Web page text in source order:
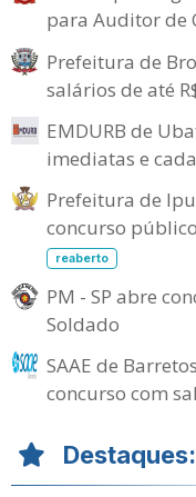
para Auditor de
Prefeitura de
salários de até
EMDURB de
imediatas e
Prefeitura de
concurso
reaberto
PM - SP abre
Soldado
SAAE de
concurso com
Destaques: